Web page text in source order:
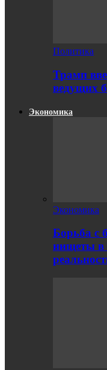
Политика
Трамп
ведущих
Экономика
Экономика
Борьба с
нищеты в